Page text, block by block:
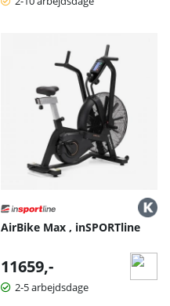
AirBike Max , inSPORTline
11659,-
2-5 arbejdsdage